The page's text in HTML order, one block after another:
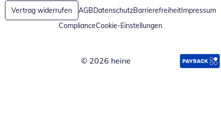
Vertrag widerrufen AGBDatenschutzBarrierefreiheit Impressum
ComplianceCookie-Einstellungen
© 2026 heine